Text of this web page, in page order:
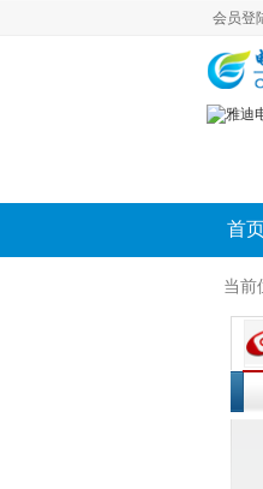
会员登
首
当前